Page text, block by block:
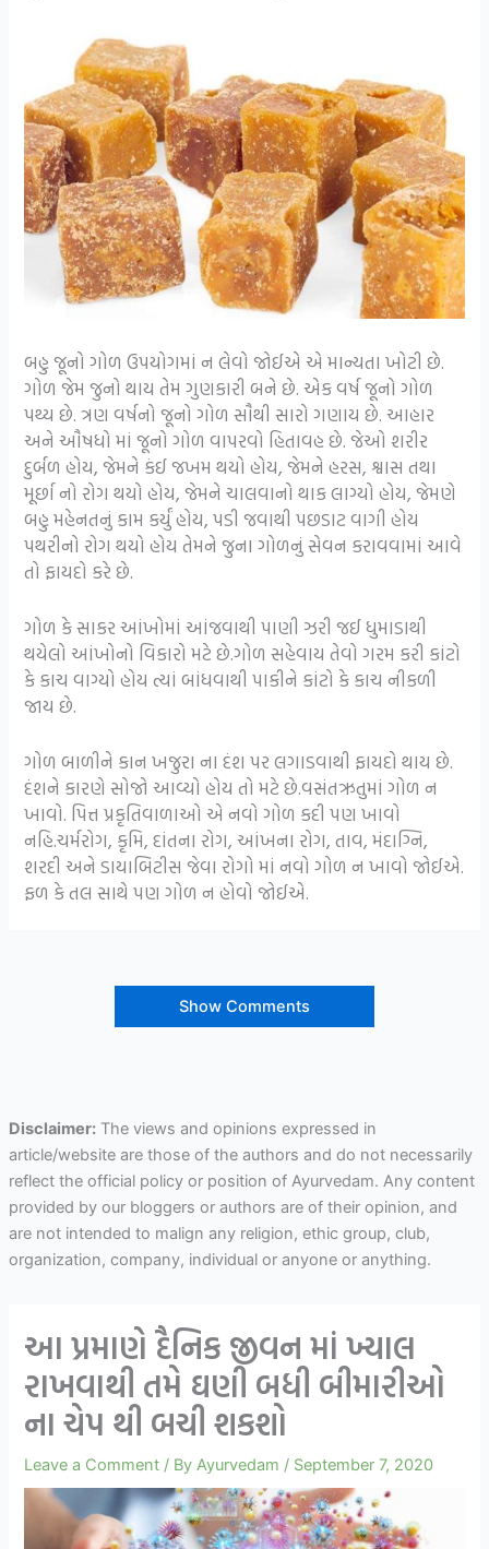
બહુ જૂનો ગોળ ઉપયોગમાં ન લેવો જોઈએ એ માન્યતા ખોટી છે.
ગોળ જેમ જુનો થાય તેમ ગુણકારી બને છે. એક વર્ષ જૂનો ગોળ
પથ્ય છે. ત્રણ વર્ષનો જૂનો ગોળ સૌથી સારો ગણાય છે. આહાર
અને ઔષધો માં જૂનો ગોળ વાપરવો હિતાવહ છે. જેઓ શરીર
દુર્બળ હોય, જેમને કંઈ જખમ થયો હોય, જેમને હરસ, શ્વાસ તથા
મૂર્છા નો રોગ થયો હોય, જેમને ચાલવાનો થાક લાગ્યો હોય, જેમણે
બહુ મહેનતનું કામ કર્યું હોય, પડી જવાથી પછડાટ વાગી હોય
પથરીનો રોગ થયો હોય તેમને જુના ગોળનું સેવન કરાવવામાં આવે
તો ફાયદો કરે છે.
ગોળ કે સાકર આંખોમાં આંજવાથી પાણી ઝરી જઈ ધુમાડાથી
થયેલો આંખોનો વિકારો મટે છે.ગોળ સહેવાય તેવો ગરમ કરી કાંટો
કે કાચ વાગ્યો હોય ત્યાં બાંધવાથી પાકીને કાંટો કે કાચ નીકળી
જાય છે.
ગોળ બાળીને કાન ખજુરા ના દંશ પર લગાડવાથી ફાયદો થાય છે.
દંશને કારણે સોજો આવ્યો હોય તો મટે છે.વસંતઋતુમાં ગોળ ન
ખાવો. પિત્ત પ્રકૃતિવાળાઓ એ નવો ગોળ કદી પણ ખાવો
નહિ.ચર્મરોગ, કૃમિ, દાંતના રોગ, આંખના રોગ, તાવ, મંદાગ્નિ,
શરદી અને ડાયાબિટીસ જેવા રોગો માં નવો ગોળ ન ખાવો જોઈએ.
ફળ કે તલ સાથે પણ ગોળ ન હોવો જોઈએ.
Show Comments
Disclaimer:The views and opinions expressed in
article/website are those of the authors and do not necessarily
reflect the official policy or position of Ayurvedam. Any content
provided by our bloggers or authors are of their opinion, and
are not intended to malign any religion, ethic group, club,
organization, company, individual or anyone or anything.
આ પ્રમાણે દૈનિક જીવન માં ખ્યાલ
રાખવાથી તમે ઘણી બધી બીમારીઓ
ના ચેપ થી બચી શકશો
Leave a Comment / ByAyurvedam / September 7, 2020